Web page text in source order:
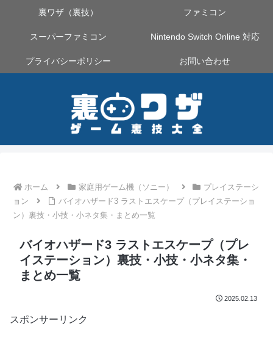
裏ワザ（裏技） ファミコン
スーパーファミコン Nintendo Switch Online 対応
プライバシーポリシー お問い合わせ
ホーム 家庭用ゲーム機（ソニー）
プレイステーシ
ョン
バイオハザード3 ラストエスケープ（プレイステーショ
ン）裏技・小技・小ネタ集・まとめ一覧
バイオハザード3 ラストエスケープ（プレ
イステーション）裏技・小技・小ネタ集・
まとめ一覧
2025.02.13
スポンサーリンク